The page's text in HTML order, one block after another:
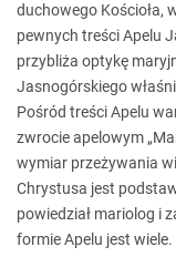
duchowego Kościoła,
pewnych treści Apelu
przybliża optykę
Jasnogórskiego
Pośród treści Apelu
zwrocie apelowym
wymiar przeżywania
Chrystusa jest
powiedział mariolog i
formie Apelu jest wiele.